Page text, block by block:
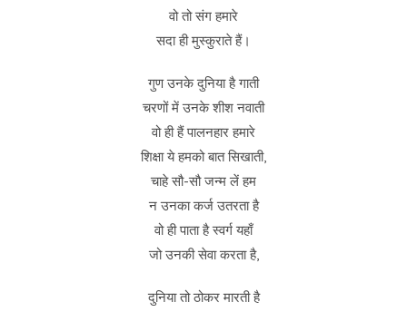
वो तो संग हमारे
सदा ही मुस्कुराते हैं।
गुण उनके दुनिया है गाती
चरणों में उनके शीश नवाती
वो ही हैं पालनहार हमारे
शिक्षा ये हमको बात सिखाती,
चाहे सौ-सौ जन्म लें हम
न उनका कर्ज उतरता है
वो ही पाता है स्वर्ग यहाँ
जो उनकी सेवा करता है,
दुनिया तो ठोकर मारती है